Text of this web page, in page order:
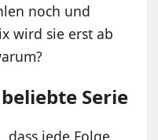
noch und
wird sie erst ab
Serie
dass jede Folge